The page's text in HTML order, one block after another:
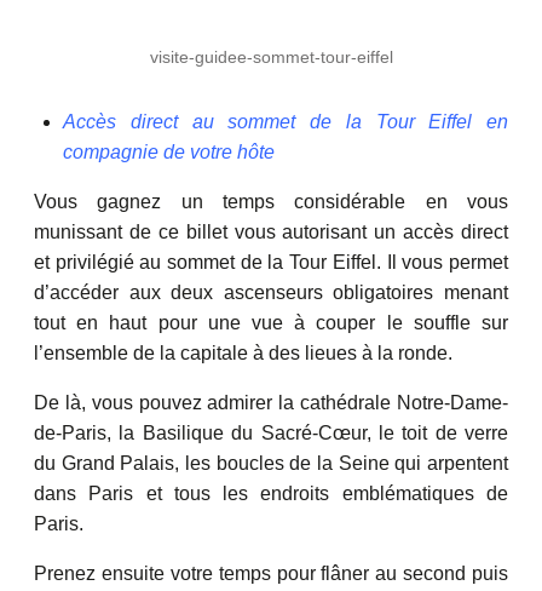
visite-guidee-sommet-tour-eiffel
Accès direct au sommet de la Tour Eiffel en
compagnie de votre hôte
Vous gagnez un temps considérable en vous
munissant de ce billet vous autorisant un accès direct
et privilégié au sommet de la Tour Eiffel. Il vous permet
d’accéder aux deux ascenseurs obligatoires menant
tout en haut pour une vue à couper le souffle sur
l’ensemble de la capitale à des lieues à la ronde.
De là, vous pouvez admirer la cathédrale Notre-Dame-
de-Paris, la Basilique du Sacré-Cœur, le toit de verre
du Grand Palais, les boucles de la Seine qui arpentent
dans Paris et tous les endroits emblématiques de
Paris.
Prenez ensuite votre temps pour flâner au second puis